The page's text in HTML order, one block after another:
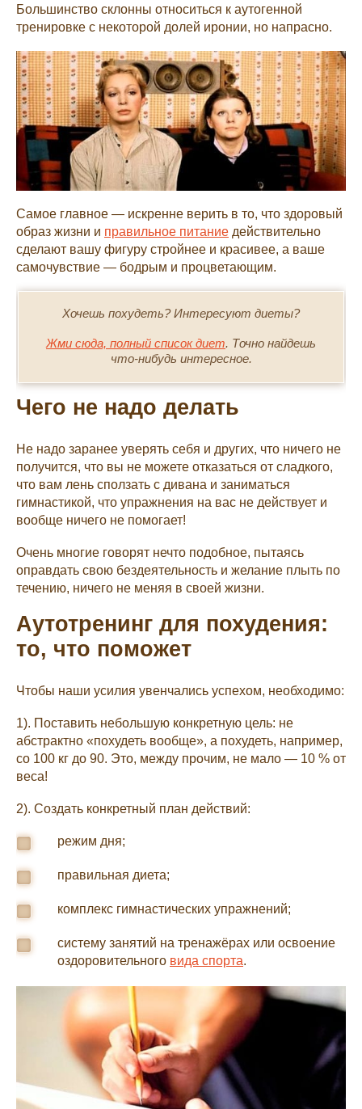
Большинство склонны относиться к аутогенной
тренировке с некоторой долей иронии, но напрасно.
Самое главное — искренне верить в то, что здоровый
образ жизни и правильное питание действительно
сделают вашу фигуру стройнее и красивее, а ваше
самочувствие — бодрым и процветающим.
Хочешь похудеть? Интересуют диеты?
Жми сюда, полный список диет. Точно найдешь
что-нибудь интересное.
Чего не надо делать
Не надо заранее уверять себя и других, что ничего не
получится, что вы не можете отказаться от сладкого,
что вам лень сползать с дивана и заниматься
гимнастикой, что упражнения на вас не действует и
вообще ничего не помогает!
Очень многие говорят нечто подобное, пытаясь
оправдать свою бездеятельность и желание плыть по
течению, ничего не меняя в своей жизни.
Аутотренинг для похудения:
то, что поможет
Чтобы наши усилия увенчались успехом, необходимо:
1). Поставить небольшую конкретную цель: не
абстрактно «похудеть вообще», а похудеть, например,
со 100 кг до 90. Это, между прочим, не мало — 10 % от
веса!
2). Создать конкретный план действий:
режим дня;
правильная диета;
комплекс гимнастических упражнений;
систему занятий на тренажёрах или освоение
оздоровительного вида спорта.